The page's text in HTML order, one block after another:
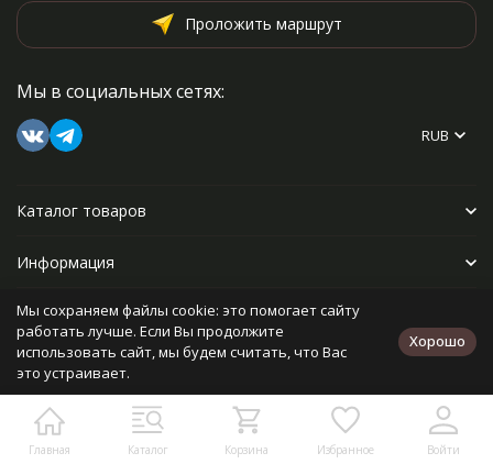
Главная Каталог Корзина Избранное Войти
Проложить маршрут
Мы в социальных сетях:
RUB
Каталог товаров
Информация
Прочее
Политика персональных данных
Разработано в
bodysite.ru
Мы сохраняем файлы cookie: это помогает сайту
работать лучше. Если Вы продолжите
использовать сайт, мы будем считать, что Вас
это устраивает.
Хорошо